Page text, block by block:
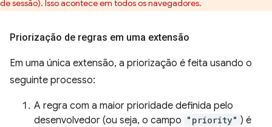
de sessão). Isso acontece em todos os navegadores.
Priorização de regras em uma extensão
Em uma única extensão, a priorização é feita usando o
seguinte processo:
A regra com a maior prioridade definida pelo
desenvolvedor (ou seja, o campo "priority" ) é